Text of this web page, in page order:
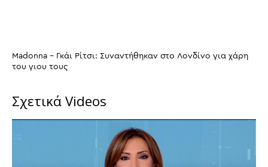
Madonna - Γκάι Ρίτσι: Συναντήθηκαν στο Λονδίνο για χάρη
του γιου τους
Σχετικά Videos